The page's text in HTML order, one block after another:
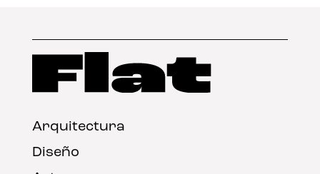
Arquitectura
Diseño